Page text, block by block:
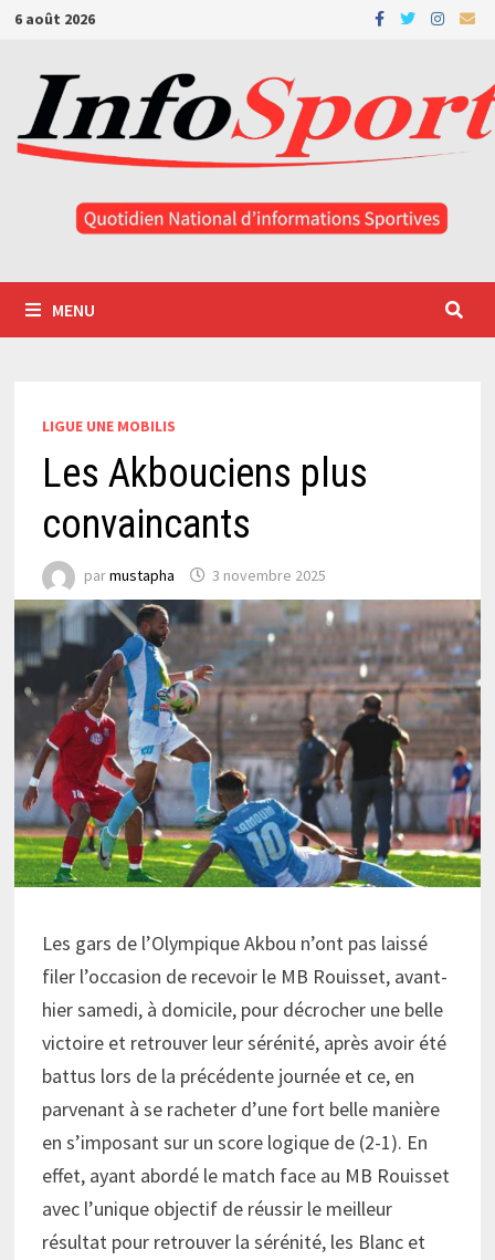
Passer
contenu
6 août 2026
MENU
LIGUE UNE MOBILIS
Les Akbouciens plus
convaincants
parmustapha 3 novembre 2025
Les gars de l’Olympique Akbou n’ont pas laissé
filer l’occasion de recevoir le MB Rouisset, avant-
hier samedi, à domicile, pour décrocher une belle
victoire et retrouver leur sérénité, après avoir été
battus lors de la précédente journée et ce, en
parvenant à se racheter d’une fort belle manière
en s’imposant sur un score logique de (2-1). En
effet, ayant abordé le match face au MB Rouisset
avec l’unique objectif de réussir le meilleur
résultat pour retrouver la sérénité, les Blanc et